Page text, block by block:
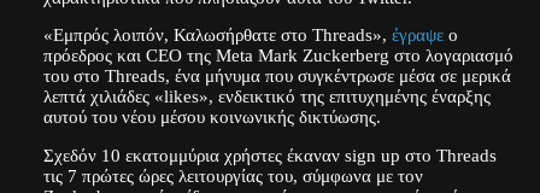
«Εμπρός λοιπόν, Καλωσήρθατε στο Threads», έγραψεο
πρόεδρος και CEO της Meta Mark Zuckerberg στο λογαριασμό
του στο Threads, ένα μήνυμα που συγκέντρωσε μέσα σε μερικά
λεπτά χιλιάδες «likes», ενδεικτικό της επιτυχημένης έναρξης
αυτού του νέου μέσου κοινωνικής δικτύωσης.
Σχεδόν 10 εκατομμύρια χρήστες έκαναν sign up στο Threads
τις 7 πρώτες ώρες λειτουργίας του, σύμφωνα με τον